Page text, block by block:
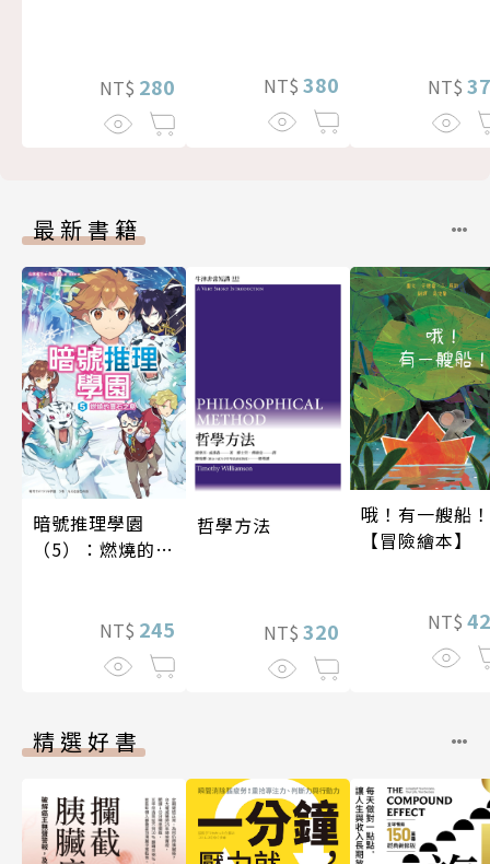
NT$ 280 NT$ 380 NT$
最新書籍
暗號推理學園
（5）：燃燒的寶
NT$ 245
哲學方法
NT$ 320
哦！有一艘船！
【冒險繪本】
NT$
精選好書